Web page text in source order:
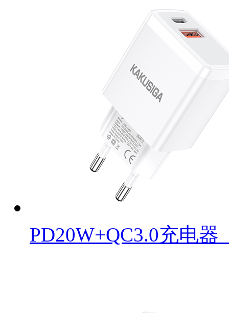
PD20W+QC3.0充电器